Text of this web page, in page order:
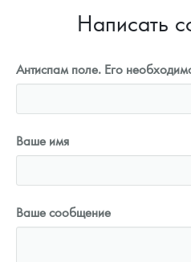
Написать
Антиспам поле. Его
Ваше имя
Ваше сообщение